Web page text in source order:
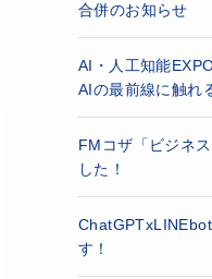
合併のお知らせ
AI・人工知能
AIの最前線に触れ
FMコザ「ビジネ
した！
す！